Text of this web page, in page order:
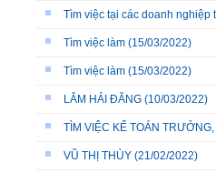
Tìm việc tại các doanh nghiệp
Tìm việc làm (15/03/2022)
Tìm việc làm (15/03/2022)
LÂM HẢI ĐĂNG (10/03/2022)
TÌM VIỆC KẾ TOÁN
VŨ THỊ THÙY (21/02/2022)